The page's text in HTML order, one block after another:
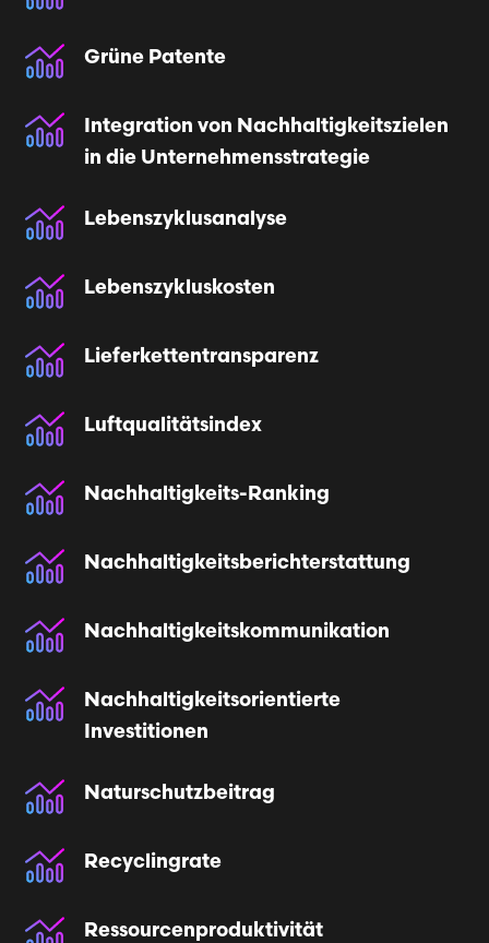
Grüne Patente
Integration von Nachhaltigkeitszielen
in die Unternehmensstrategie
Lebenszyklusanalyse
Lebenszykluskosten
Lieferketten­transparenz
Luftqualitätsindex
Nachhaltigkeits-Ranking
Nachhaltigkeits­berichterstattung
Nachhaltigkeits­kommunikation
Nachhaltigkeits­orientierte
Investitionen
Naturschutzbeitrag
Recyclingrate
Ressourcen­produktivität